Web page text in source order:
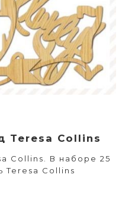
Teresa Collins
Collins. В наборе 25
Teresa Collins